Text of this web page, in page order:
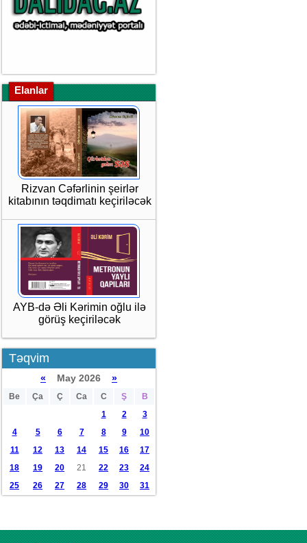
Elanlar
Rizvan Cəfərlinin şeirlər
kitabının təqdimatı keçiriləcək
AYB-də Əli Kərimin oğlu ilə
görüş keçiriləcək
Təqvim
« May 2026 »
Be Ça Ç Ca C Ş
B
1
2
3
4
5 6 7 8 9
10
11
12 13 14 15 16
17
18
19 20 21 22 23
24
25
26 27 28 29 30 31